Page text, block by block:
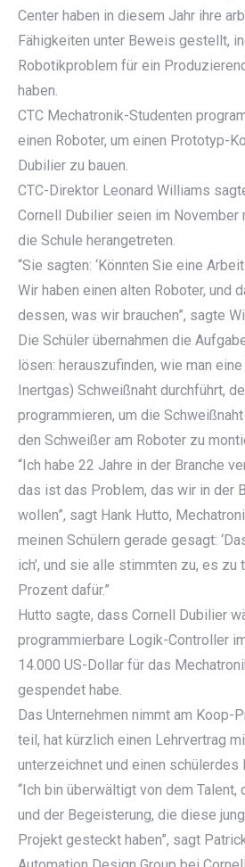
Center haben in diesem Jahr ihre
Fähigkeiten unter Beweis gestellt,
Robotikproblem für ein
haben.
CTC Mechatronik-Studenten
einen Roboter, um einen Prototyp-
Dubilier zu bauen.
CTC-Direktor Leonard Williams
Cornell Dubilier seien im November
die Schule herangetreten.
“Sie sagten: ‘Könnten Sie eine
Wir haben einen alten Roboter, und
dessen, was wir brauchen”, sagte
Die Schüler übernahmen die
lösen: herauszufinden, wie man
Inertgas) Schweißnaht durchführt,
programmieren, um die
den Schweißer am Roboter zu
“Ich habe 22 Jahre in der Branche
das ist das Problem, das wir in der
wollen”, sagt Hank Hutto,
meinen Schülern gerade gesagt:
ich’, und sie alle stimmten zu, es zu
Prozent dafür.”
Hutto sagte, dass Cornell Dubilier
programmierbare Logik-Controller
14.000 US-Dollar für das
gespendet habe.
Das Unternehmen nimmt am Koop-
teil, hat kürzlich einen Lehrvertrag
unterzeichnet und einen
“Ich bin überwältigt von dem
und der Begeisterung, die diese
Projekt gesteckt haben”, sagt